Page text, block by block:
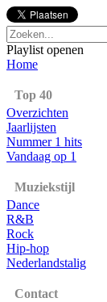
Playlist openen
Home
Top 40
Overzichten
Jaarlijsten
Nummer 1 hits
Vandaag op 1
Muziekstijl
Dance
R&B
Rock
Hip-hop
Nederlandstalig
Contact